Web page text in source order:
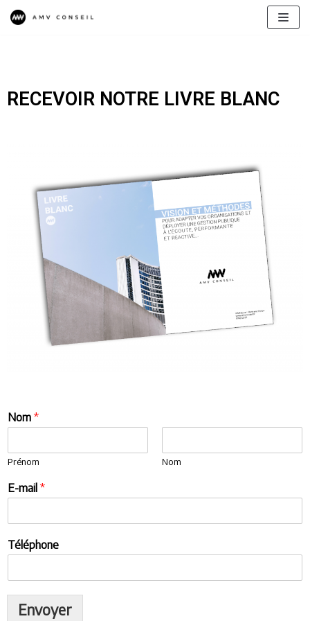
Aller
au
RECEVOIR NOTRE LIVRE BLANC
Nom *
Prénom Nom
E-mail *
Téléphone
Envoyer